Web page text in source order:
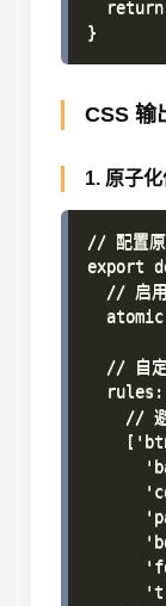
CSS 输
1. 原子
// 配置原
export
// 启
// 自
rules:
//